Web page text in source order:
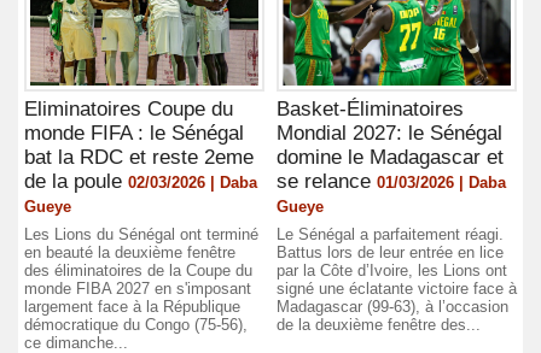
Eliminatoires Coupe du
monde FIFA : le Sénégal
bat la RDC et reste 2eme
de la poule 02/03/2026 | Daba
Gueye
Les Lions du Sénégal ont terminé
en beauté la deuxième fenêtre
des éliminatoires de la Coupe du
monde FIBA 2027 en s'imposant
largement face à la République
démocratique du Congo (75-56),
ce dimanche...
Basket-Éliminatoires
Mondial 2027: le Sénégal
domine le Madagascar et
se relance 01/03/2026 | Daba
Gueye
Le Sénégal a parfaitement réagi.
Battus lors de leur entrée en lice
par la Côte d’Ivoire, les Lions ont
signé une éclatante victoire face à
Madagascar (99-63), à l’occasion
de la deuxième fenêtre des...